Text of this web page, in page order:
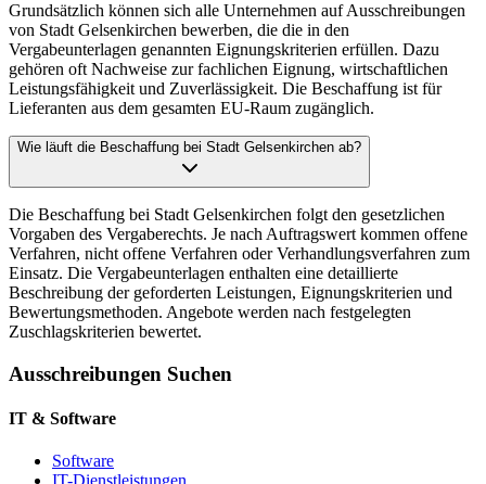
Grundsätzlich können sich alle Unternehmen auf Ausschreibungen
von Stadt Gelsenkirchen bewerben, die die in den
Vergabeunterlagen genannten Eignungskriterien erfüllen. Dazu
gehören oft Nachweise zur fachlichen Eignung, wirtschaftlichen
Leistungsfähigkeit und Zuverlässigkeit. Die Beschaffung ist für
Lieferanten aus dem gesamten EU-Raum zugänglich.
Wie läuft die Beschaffung bei Stadt Gelsenkirchen ab?
Die Beschaffung bei Stadt Gelsenkirchen folgt den gesetzlichen
Vorgaben des Vergaberechts. Je nach Auftragswert kommen offene
Verfahren, nicht offene Verfahren oder Verhandlungsverfahren zum
Einsatz. Die Vergabeunterlagen enthalten eine detaillierte
Beschreibung der geforderten Leistungen, Eignungskriterien und
Bewertungsmethoden. Angebote werden nach festgelegten
Zuschlagskriterien bewertet.
Ausschreibungen Suchen
IT & Software
Software